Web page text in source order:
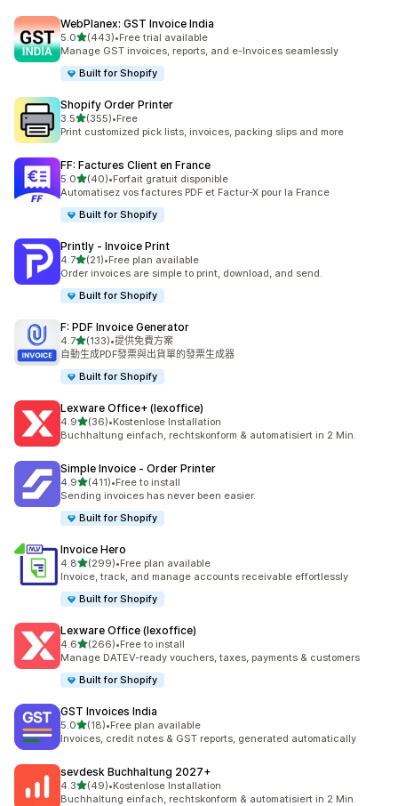
WebPlanex: GST Invoice India
5.0滿分 5 顆星
(443)
共有 443 則評價
•Free trial available
Manage GST invoices, reports, and e-Invoices seamlessly
Built for Shopify
Shopify Order Printer
3.5滿分 5 顆星
(355)
共有 355 則評價
•Free
Print customized pick lists, invoices, packing slips and more
FF: Factures Client en France
5.0滿分 5 顆星
(40)
共有 40 則評價
•Forfait gratuit disponible
Automatisez vos factures PDF et Factur-X pour la France
Built for Shopify
Printly ‑ Invoice Print
4.7滿分 5 顆星
(21)
共有 21 則評價
•Free plan available
Order invoices are simple to print, download, and send.
Built for Shopify
F: PDF Invoice Generator
4.7滿分 5 顆星
(133)
共有 133 則評價
•提供免費方案
自動生成PDF發票與出貨單的發票生成器
Built for Shopify
Lexware Office+ (lexoffice)
4.9滿分 5 顆星
(36)
共有 36 則評價
•Kostenlose Installation
Buchhaltung einfach, rechtskonform & automatisiert in 2 Min.
Simple Invoice ‑ Order Printer
4.9滿分 5 顆星
(411)
共有 411 則評價
•Free to install
Sending invoices has never been easier.
Built for Shopify
Invoice Hero
4.8滿分 5 顆星
(299)
共有 299 則評價
•Free plan available
Invoice, track, and manage accounts receivable effortlessly
Built for Shopify
Lexware Office (lexoffice)
4.6滿分 5 顆星
(266)
共有 266 則評價
•Free to install
Manage DATEV-ready vouchers, taxes, payments & customers
Built for Shopify
GST Invoices India
5.0滿分 5 顆星
(18)
共有 18 則評價
•Free plan available
Invoices, credit notes & GST reports, generated automatically
sevdesk Buchhaltung 2027+
4.3滿分 5 顆星
(49)
共有 49 則評價
•Kostenlose Installation
Buchhaltung einfach, rechtskonform & automatisiert in 2 Min.